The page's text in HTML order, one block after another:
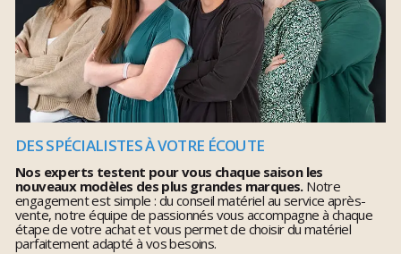
DES SPÉCIALISTES À VOTRE ÉCOUTE
Nos experts testent pour vous chaque saison les
nouveaux modèles des plus grandes marques.Notre
engagement est simple : du conseil matériel au service après-
vente, notre équipe de passionnés vous accompagne à chaque
étape de votre achat et vous permet de choisir du matériel
parfaitement adapté à vos besoins.